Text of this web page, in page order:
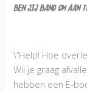
Ben jij bang om aan
\”Help! Hoe
Wil je graag
hebben een E-